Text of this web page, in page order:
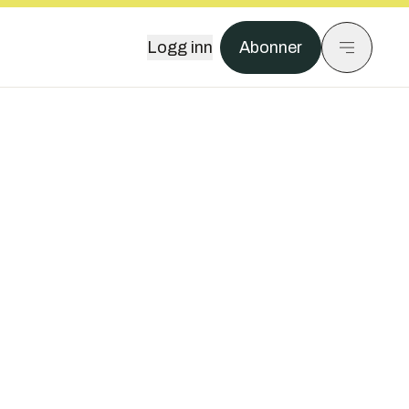
Logg inn Abonner